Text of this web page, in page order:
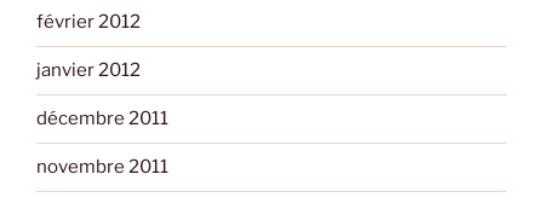
février 2012
janvier 2012
décembre 2011
novembre 2011